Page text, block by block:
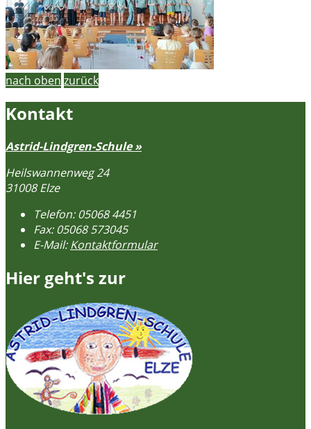
nach oben zurück
Kontakt
Astrid-Lindgren-Schule »
Heilswannenweg 24
31008 Elze
Telefon:05068 4451
Fax:05068 573045
E-Mail:Kontaktformular
Hier geht's zur